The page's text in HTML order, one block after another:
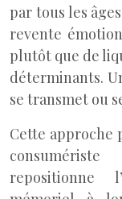
par tous les
revente
plutôt que de
déterminants.
se transmet ou
Cette approche
repositionne